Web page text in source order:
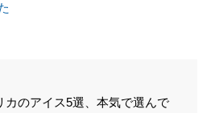
カのアイス5選、本気で選んで